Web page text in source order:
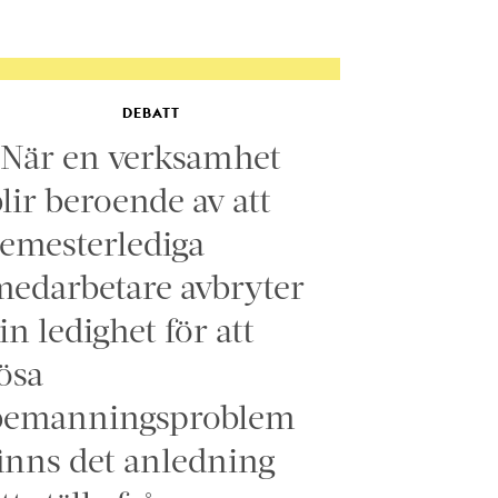
DEBATT
en verksamhet
beroende av att
avbryter
ledighet för att
det anledning